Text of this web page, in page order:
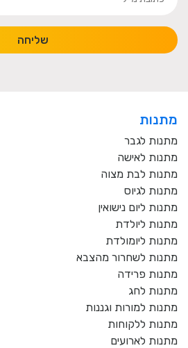
שליחה
מתנות
מתנות לגבר
מתנות לאישה
מתנות לבת מצוה
מתנות לגיוס
מתנות ליום נישואין
מתנות ליולדת
מתנות ליומולדת
מתנות לשחרור מהצבא
מתנות פרידה
מתנות לחג
מתנות למורות וגננות
מתנות ללקוחות
מתנות לארועים